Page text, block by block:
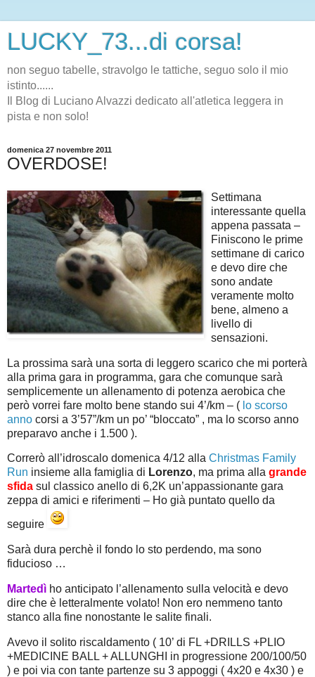
LUCKY_73...di corsa!
non seguo tabelle, stravolgo le tattiche, seguo solo il mio
istinto......
Il Blog di Luciano Alvazzi dedicato all'atletica leggera in
pista e non solo!
domenica 27 novembre 2011
OVERDOSE!
Settimana
interessante quella
appena passata –
Finiscono le prime
settimane di carico
e devo dire che
sono andate
veramente molto
bene, almeno a
livello di
sensazioni.
La prossima sarà una sorta di leggero scarico che mi porterà
alla prima gara in programma, gara che comunque sarà
semplicemente un allenamento di potenza aerobica che
però vorrei fare molto bene stando sui 4’/km – ( lo scorso
anno corsi a 3’57”/km un po’ “bloccato” , ma lo scorso anno
preparavo anche i 1.500 ).
Correrò all’idroscalo domenica 4/12 alla Christmas Family
Run insieme alla famiglia di Lorenzo, ma prima alla grande
sfida sul classico anello di 6,2K un’appassionante gara
zeppa di amici e riferimenti – Ho già puntato quello da
seguire
Sarà dura perchè il fondo lo sto perdendo, ma sono
fiducioso …
Martedì ho anticipato l’allenamento sulla velocità e devo
dire che è letteralmente volato! Non ero nemmeno tanto
stanco alla fine nonostante le salite finali.
Avevo il solito riscaldamento ( 10’ di FL +DRILLS +PLIO
+MEDICINE BALL + ALLUNGHI in progressione 200/100/50
) e poi via con tante partenze su 3 appoggi ( 4x20 e 4x30 ) e